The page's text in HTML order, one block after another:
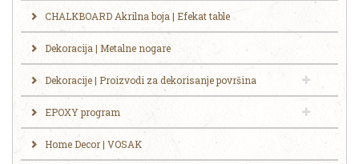
CHALKBOARD Akrilna boja | Efekat table
Dekoracija | Metalne nogare
Dekoracije | Proizvodi za dekorisanje površina
EPOXY program
Home Decor | VOSAK